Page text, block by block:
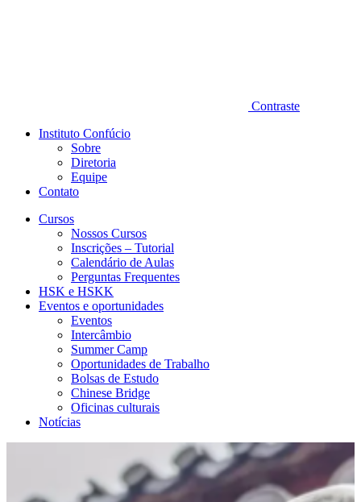
Contraste
Instituto Confúcio
Sobre
Diretoria
Equipe
Contato
Cursos
Nossos Cursos
Inscrições – Tutorial
Calendário de Aulas
Perguntas Frequentes
HSK e HSKK
Eventos e oportunidades
Eventos
Intercâmbio
Summer Camp
Oportunidades de Trabalho
Bolsas de Estudo
Chinese Bridge
Oficinas culturais
Notícias